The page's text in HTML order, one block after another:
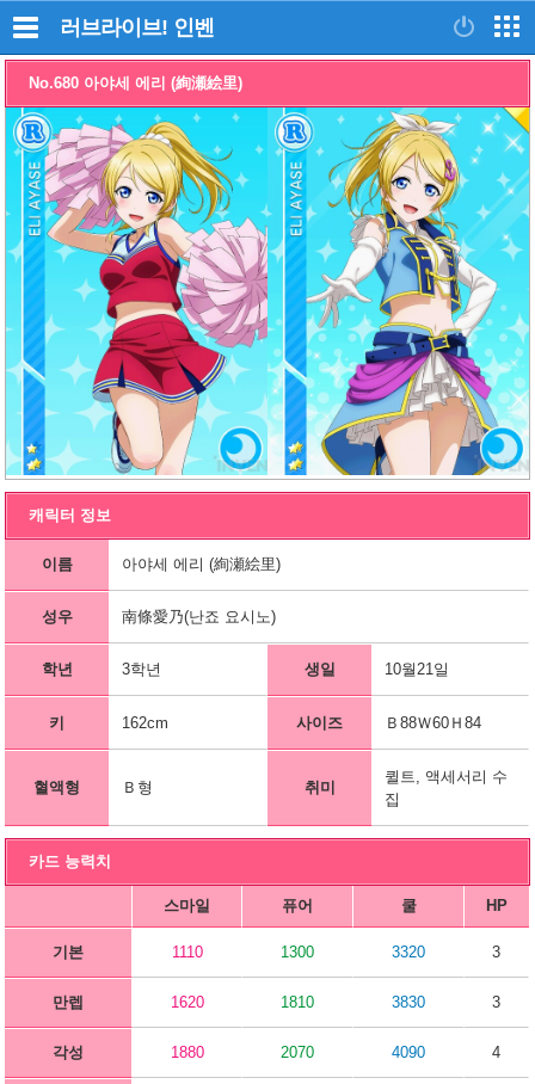
러브라이브! 인벤
No.680 아야세 에리 (絢瀬絵里)
캐릭터 정보
이름 아야세 에리 (絢瀬絵里)
성우 南條愛乃(난죠 요시노)
학년 3학년 생일 10월21일
키 162cm 사이즈 Ｂ88Ｗ60Ｈ84
혈액형 Ｂ형 취미
퀼트, 액세서리 수
집
카드 능력치
스마일 퓨어 쿨 HP
기본 1110 1300 3320 3
만렙 1620 1810 3830 3
각성 1880 2070 4090 4